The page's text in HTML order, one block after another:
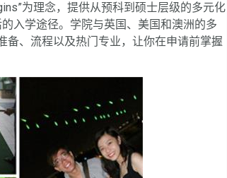
为理念，提供从预科到硕士层级的多元化
入学途径。学院与英国、美国和澳洲的多
备、流程以及热门专业，让你在申请前掌握